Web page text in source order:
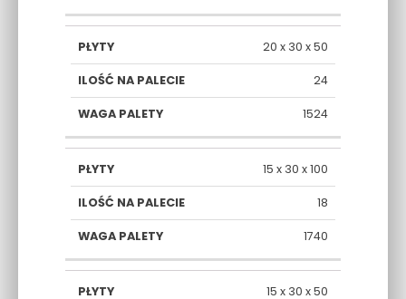
20 x 30 x 50
24
1524
15 x 30 x 100
18
1740
15 x 30 x 50